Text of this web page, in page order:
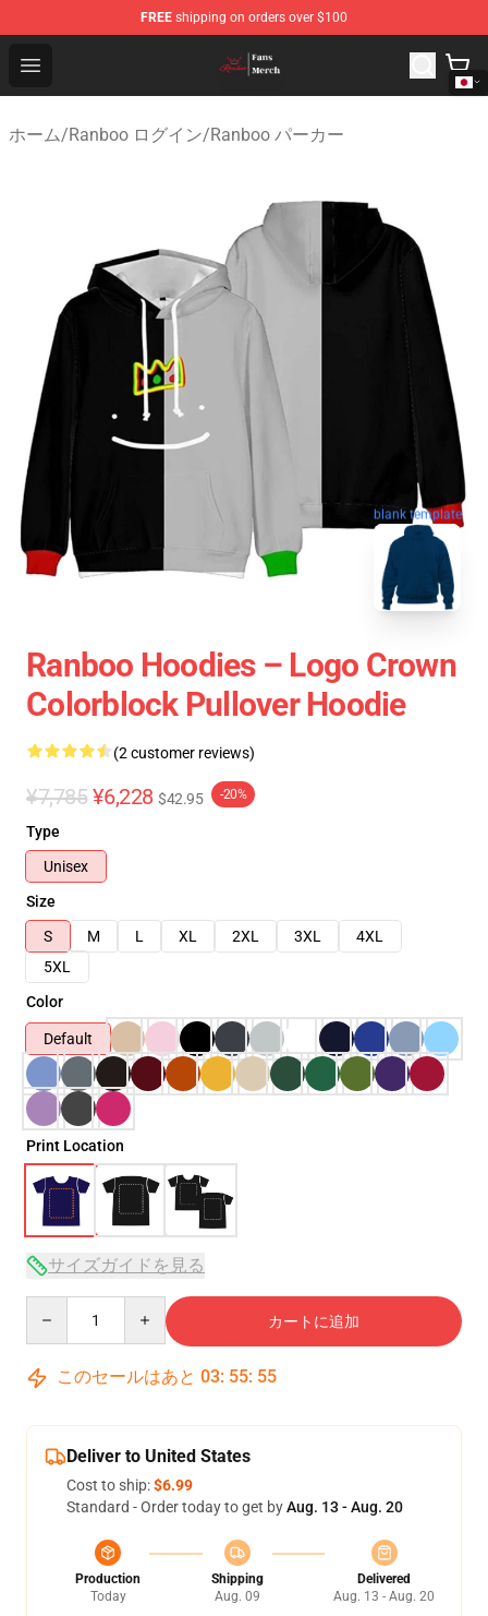
FREE shipping on orders over $100
Open menu
Ranboo Shop - Official Ranboo Merchandise Store
ホーム/Ranboo ログイン/Ranboo パーカー
blank template
Ranboo Hoodies – Logo Crown
Colorblock Pullover Hoodie
(2 customer reviews)
¥7,785 ¥6,228 $42.95 -20%
Type
Unisex
Size
S
M L XL 2XL 3XL
4XL
5XL
Color
Default
Print Location
サイズガイドを見る
カートに追加
このセールはあと 03: 55: 54
Deliver to United States
Cost to ship:$6.99
Standard - Order today to get byAug. 13 - Aug. 20
Production
Today
Shipping
Aug. 09
Delivered
Aug. 13 - Aug. 20